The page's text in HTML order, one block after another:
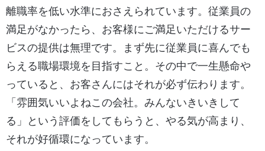
離職率を低い水準におさえられています。従業員の
満足がなかったら、お客様にご満足いただけるサー
ビスの提供は無理です。まず先に従業員に喜んでも
らえる職場環境を目指すこと。その中で一生懸命や
っていると、お客さんにはそれが必ず伝わります。
「雰囲気いいよねこの会社。みんないきいきして
る」という評価をしてもらうと、やる気が高まり、
それが好循環になっています。